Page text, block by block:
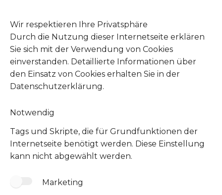
Fundtiere abgeben
Mitglied werden
Unsere Amazon Wunschliste
Unsere Zookauf Wunschliste
Wir respektieren Ihre Privatsphäre
Durch die Nutzung dieser Internetseite erklären
Sie sich mit der Verwendung von Cookies
einverstanden. Detaillierte Informationen über
den Einsatz von Cookies erhalten Sie in der
Datenschutzerklärung.
Notwendig
Tags und Skripte, die für Grundfunktionen der
Internetseite benötigt werden. Diese Einstellung
kann nicht abgewählt werden.
Marketing